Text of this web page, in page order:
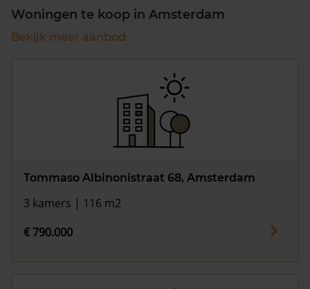
Woningen te koop in Amsterdam
Bekijk meer aanbod
Tommaso Albinonistraat 68, Amsterdam
3 kamers | 116 m2
€ 790.000